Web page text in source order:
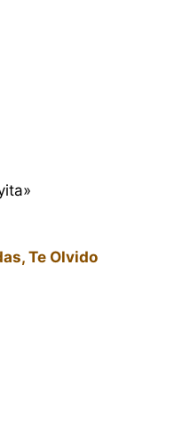
Te Olvido